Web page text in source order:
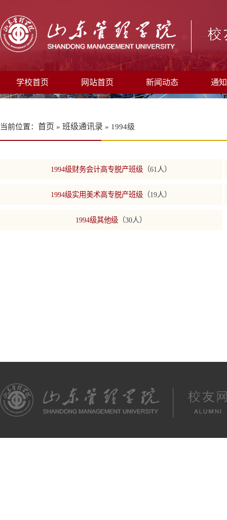
学校首页 网站首页 新闻动态 通
当前位置： 首页 » 班级通讯录 » 1994级
1994级财务会计高专脱产班级 （61人）
1994级实用美术高专脱产班级 （19人）
1994级其他级 （30人）